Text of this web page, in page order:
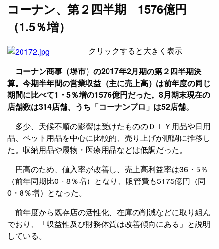
コーナン、第２四半期 1576億円
（1.5％増）
クリックすると大きく表示
コーナン商事（堺市）の2017年2月期の第２四半期決
算。今期半年間の営業収益（主に売上高）は前年度の同じ
期間に比べて1・5％増の1576億円だった。8月期末現在の
店舗数は314店舗、うち「コーナンプロ」は52店舗。
多少、天候不順の影響は受けたもののＤＩＹ用品や日用
品、ペット用品を中心に比較的、売り上げが順調に推移し
た。収納用品や履物・医療用品などは低調だった。
円高のため、値入率が改善し、売上高利益率は36・5％
（前年同期比0・8％増）となり、販管費も5175億円（同
0・8％増）となった。
前年度から既存店の活性化、在庫の削減などに取り組ん
でおり、「収益性及び財務体質は改善傾向にある」と説明
している。